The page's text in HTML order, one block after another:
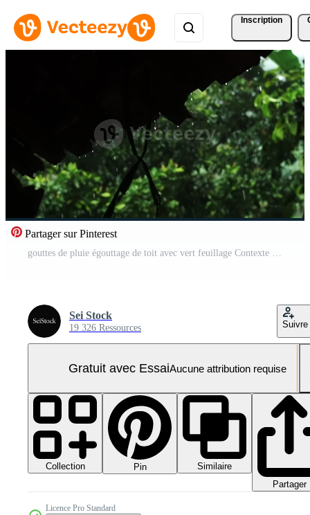
Inscription
Partager sur Pinterest
gouttes de pluie égouttage de toit avec vert feuillage Contexte Vidéo Pro
Sei Stock
19 326 Ressources Suivre
Gratuit avec EssaiAucune attribution requise
Collection Pin
Similaire
Partager
Licence Pro Standard